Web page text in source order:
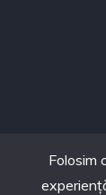
Folosim